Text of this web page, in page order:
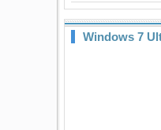
Windows 7